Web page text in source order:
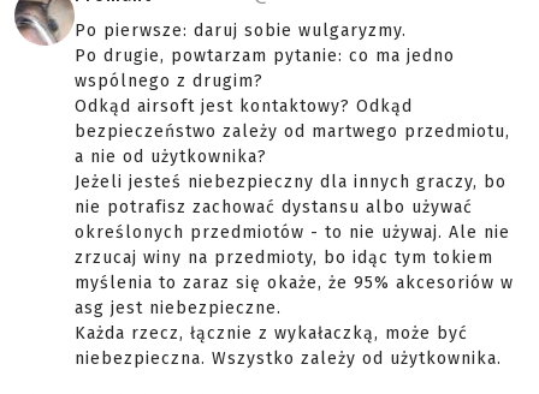
Po pierwsze: daruj sobie wulgaryzmy.
Po drugie, powtarzam pytanie: co ma jedno
wspólnego z drugim?
Odkąd airsoft jest kontaktowy? Odkąd
bezpieczeństwo zależy od martwego przedmiotu,
a nie od użytkownika?
Jeżeli jesteś niebezpieczny dla innych graczy, bo
nie potrafisz zachować dystansu albo używać
określonych przedmiotów - to nie używaj. Ale nie
zrzucaj winy na przedmioty, bo idąc tym tokiem
myślenia to zaraz się okaże, że 95% akcesoriów w
asg jest niebezpieczne.
Każda rzecz, łącznie z wykałaczką, może być
niebezpieczna. Wszystko zależy od użytkownika.